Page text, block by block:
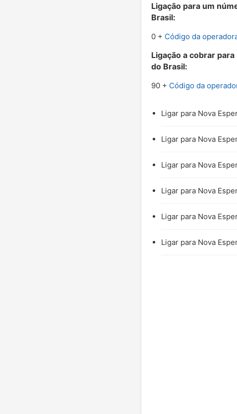
Ligação para um
Brasil:
0 + Código da
Ligação a cobrar
do Brasil:
90 + Código da
Ligar para Nova
Ligar para Nova
Ligar para Nova
Ligar para Nova
Ligar para Nova
Ligar para Nova